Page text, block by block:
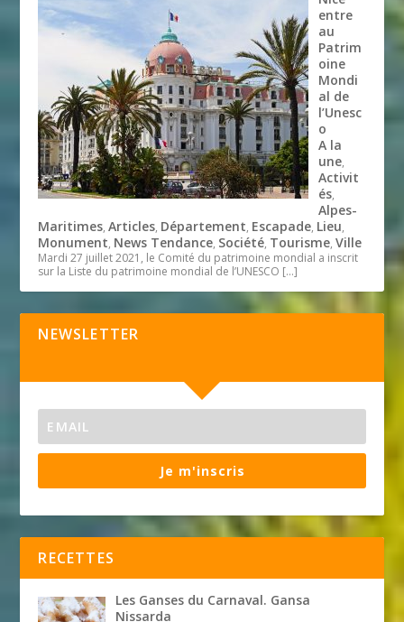
entre
au
Patrim
oine
Mondi
al de
l’Unesc
o
A la
une,
Activit
és,
Alpes-
Maritimes,Articles, Département, Escapade, Lieu,
Monument, News Tendance, Société, Tourisme,Ville
Mardi 27 juillet 2021, le Comité du patrimoine mondial a inscrit
sur la Liste du patrimoine mondial de l’UNESCO […]
NEWSLETTER
Je m'inscris
RECETTES
Les Ganses du Carnaval. Gansa
Nissarda